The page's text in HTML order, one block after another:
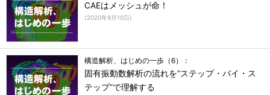
CAEはメッシュが命！
(2020年9月10日)
構造解析、はじめの一歩（6）：
固有振動数解析の流れを“ステップ・バイ・ス
テップ”で理解する